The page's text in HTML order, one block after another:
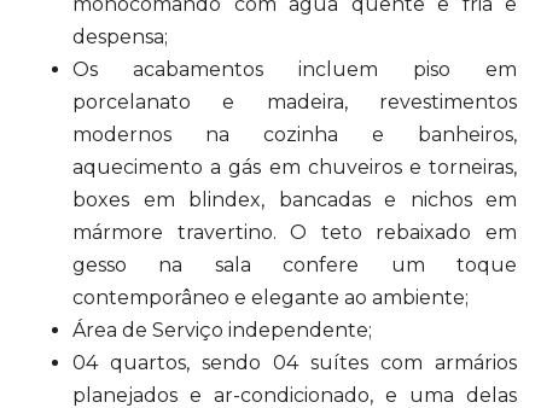
despensa;
Os acabamentos incluem piso em
porcelanato e madeira, revestimentos
modernos na cozinha e banheiros,
aquecimento a gás em chuveiros e torneiras,
boxes em blindex, bancadas e nichos em
mármore travertino. O teto rebaixado em
gesso na sala confere um toque
contemporâneo e elegante ao ambiente;
Área de Serviço independente;
04 quartos, sendo 04 suítes com armários
planejados e ar-condicionado, e uma delas